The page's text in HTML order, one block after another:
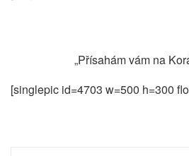
„Přísahám vám na
[singlepic id=4703 w=500 h=300